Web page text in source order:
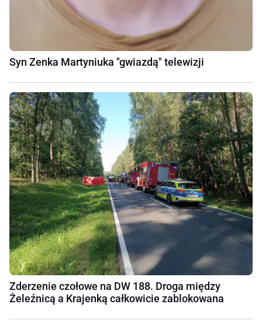
Syn Zenka Martyniuka "gwiazdą" telewizji
Zderzenie czołowe na DW 188. Droga między
Żeleźnicą a Krajenką całkowicie zablokowana